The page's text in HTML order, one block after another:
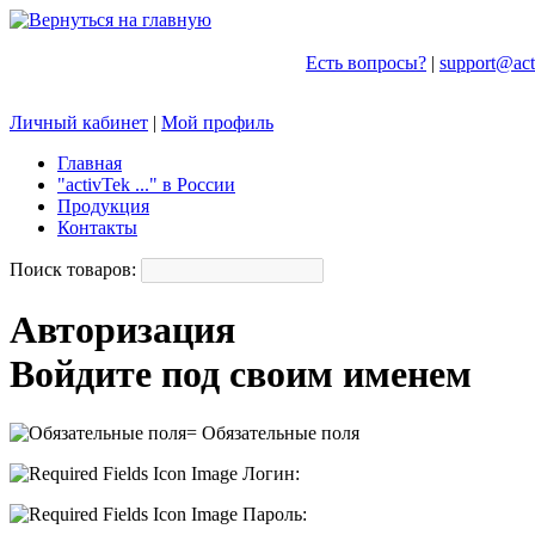
Есть вопросы? |
Личный кабинет | Мой профиль
Главная
"activTek ..." в России
Продукция
Контакты
Поиск товаров:
Авторизация
Войдите под своим именем
= Обязательные поля
Логин:
Пароль: